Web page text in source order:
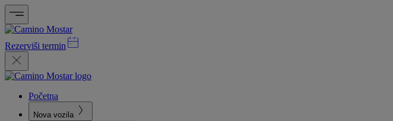
Rezerviši termin
Početna
Nova vozila